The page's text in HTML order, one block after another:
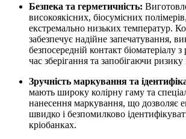
Безпека та герметичність:
високоякісних, біосумісних полімерів,
екстремально низьких температур.
забезпечує надійне запечатування,
безпосередній контакт біоматеріалу
час зберігання та запобігаючи ризику
Зручність маркування та
мають широку колірну гаму та
нанесення маркування, що дозволяє
швидко і безпомилково
кріобанках.